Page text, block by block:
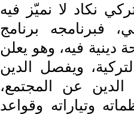
نكاد لا نميّز فيه
فبرنامجه برنامج
فيه، وهو يعلن
ويفصل الدين
عن المجتمع،
وتياراته وقواعد